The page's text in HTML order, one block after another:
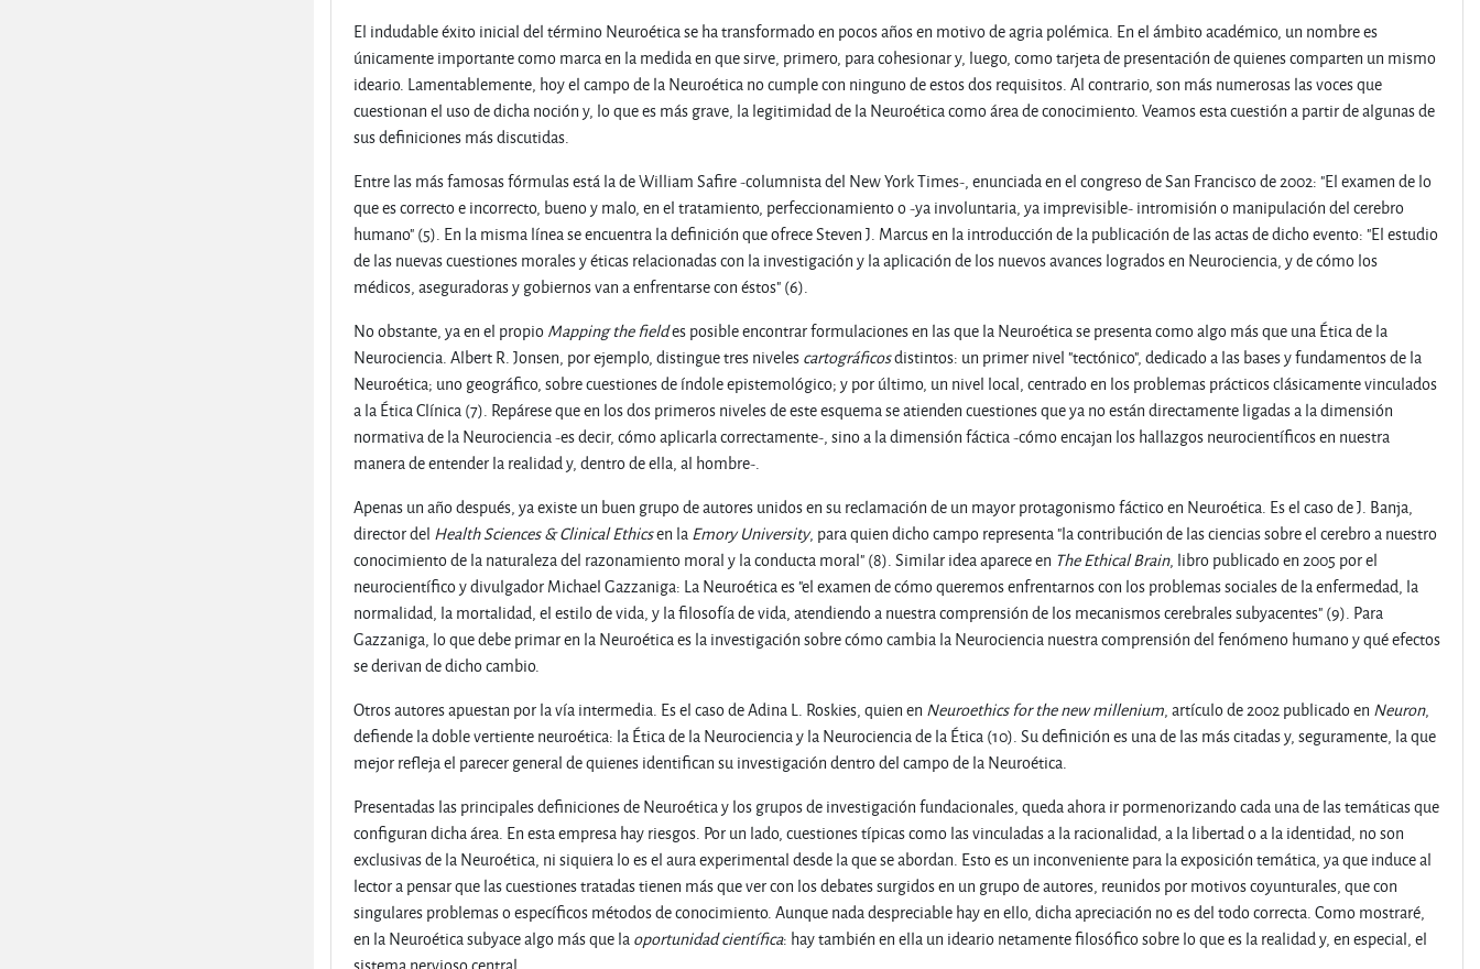
El indudable éxito inicial del término Neuroética se ha transformado en pocos años en motivo de agria polémica. En el ámbito académico, un nombre es
únicamente importante como marca en la medida en que sirve, primero, para cohesionar y, luego, como tarjeta de presentación de quienes comparten un mismo
ideario. Lamentablemente, hoy el campo de la Neuroética no cumple con ninguno de estos dos requisitos. Al contrario, son más numerosas las voces que
cuestionan el uso de dicha noción y, lo que es más grave, la legitimidad de la Neuroética como área de conocimiento. Veamos esta cuestión a partir de algunas de
sus definiciones más discutidas.
Entre las más famosas fórmulas está la de William Safire -columnista del New York Times-, enunciada en el congreso de San Francisco de 2002: "El examen de lo
que es correcto e incorrecto, bueno y malo, en el tratamiento, perfeccionamiento o -ya involuntaria, ya imprevisible- intromisión o manipulación del cerebro
humano" (5). En la misma línea se encuentra la definición que ofrece Steven J. Marcus en la introducción de la publicación de las actas de dicho evento: "El estudio
de las nuevas cuestiones morales y éticas relacionadas con la investigación y la aplicación de los nuevos avances logrados en Neurociencia, y de cómo los
médicos, aseguradoras y gobiernos van a enfrentarse con éstos" (6).
No obstante, ya en el propio Mapping the fieldes posible encontrar formulaciones en las que la Neuroética se presenta como algo más que una Ética de la
Neurociencia. Albert R. Jonsen, por ejemplo, distingue tres nivelescartográficosdistintos: un primer nivel "tectónico", dedicado a las bases y fundamentos de la
Neuroética; uno geográfico, sobre cuestiones de índole epistemológico; y por último, un nivel local, centrado en los problemas prácticos clásicamente vinculados
a la Ética Clínica (7). Repárese que en los dos primeros niveles de este esquema se atienden cuestiones que ya no están directamente ligadas a la dimensión
normativa de la Neurociencia -es decir, cómo aplicarla correctamente-, sino a la dimensión fáctica -cómo encajan los hallazgos neurocientíficos en nuestra
manera de entender la realidad y, dentro de ella, al hombre-.
Apenas un año después, ya existe un buen grupo de autores unidos en su reclamación de un mayor protagonismo fáctico en Neuroética. Es el caso de J. Banja,
director del Health Sciences & Clinical Ethicsen laEmory University, para quien dicho campo representa "la contribución de las ciencias sobre el cerebro a nuestro
conocimiento de la naturaleza del razonamiento moral y la conducta moral" (8). Similar idea aparece en The Ethical Brain, libro publicado en 2005 por el
neurocientífico y divulgador Michael Gazzaniga: La Neuroética es "el examen de cómo queremos enfrentarnos con los problemas sociales de la enfermedad, la
normalidad, la mortalidad, el estilo de vida, y la filosofía de vida, atendiendo a nuestra comprensión de los mecanismos cerebrales subyacentes" (9). Para
Gazzaniga, lo que debe primar en la Neuroética es la investigación sobre cómo cambia la Neurociencia nuestra comprensión del fenómeno humano y qué efectos
se derivan de dicho cambio.
Otros autores apuestan por la vía intermedia. Es el caso de Adina L. Roskies, quien en Neuroethics for the new millenium, artículo de 2002 publicado en Neuron,
defiende la doble vertiente neuroética: la Ética de la Neurociencia y la Neurociencia de la Ética (10). Su definición es una de las más citadas y, seguramente, la que
mejor refleja el parecer general de quienes identifican su investigación dentro del campo de la Neuroética.
Presentadas las principales definiciones de Neuroética y los grupos de investigación fundacionales, queda ahora ir pormenorizando cada una de las temáticas que
configuran dicha área. En esta empresa hay riesgos. Por un lado, cuestiones típicas como las vinculadas a la racionalidad, a la libertad o a la identidad, no son
exclusivas de la Neuroética, ni siquiera lo es el aura experimental desde la que se abordan. Esto es un inconveniente para la exposición temática, ya que induce al
lector a pensar que las cuestiones tratadas tienen más que ver con los debates surgidos en un grupo de autores, reunidos por motivos coyunturales, que con
singulares problemas o específicos métodos de conocimiento. Aunque nada despreciable hay en ello, dicha apreciación no es del todo correcta. Como mostraré,
en la Neuroética subyace algo más que laoportunidad científica: hay también en ella un ideario netamente filosófico sobre lo que es la realidad y, en especial, el